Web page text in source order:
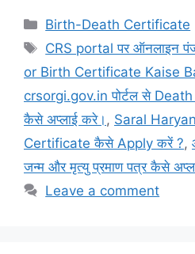
Categories
Birth-Death Certificate
Tags
CRS portal पर ऑनलाइन
or Birth Certificate Kaise
crsorgi.gov.in पोर्टल से
कैसे अप्लाई करे। , Saral
Certificate कैसे Apply करें ?,
जन्म और मृत्यु प्रमाण पत्र कैसे
Leave a comment